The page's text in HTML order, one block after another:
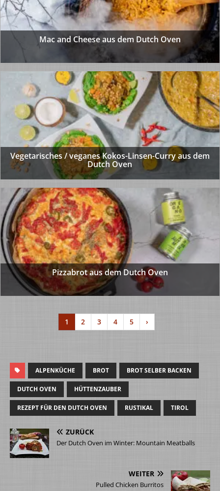
Mac and Cheese aus dem Dutch Oven
Vegetarisches / veganes Kokos-Linsen-Curry aus dem
Dutch Oven
Pizzabrot aus dem Dutch Oven
1 2 3 4 5 ›
ALPENKÜCHE BROT BROT SELBER BACKEN
DUTCH OVEN HÜTTENZAUBER
REZEPT FÜR DEN DUTCH OVEN RUSTIKAL TIROL
ZURÜCK
Der Dutch Oven im Winter: Mountain Meatballs
WEITER
Pulled Chicken Burritos